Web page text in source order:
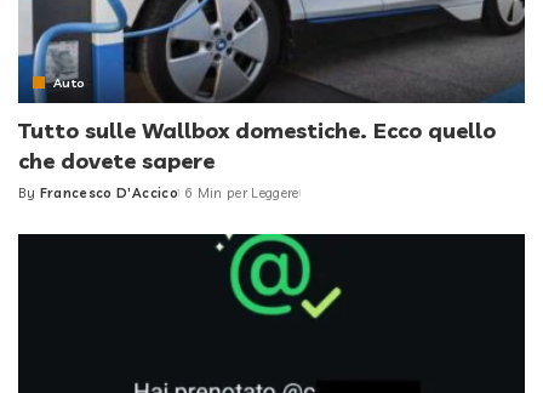
Auto
Tutto sulle Wallbox domestiche. Ecco quello
che dovete sapere
Posted
By Francesco D'Accico 6 Min per Leggere